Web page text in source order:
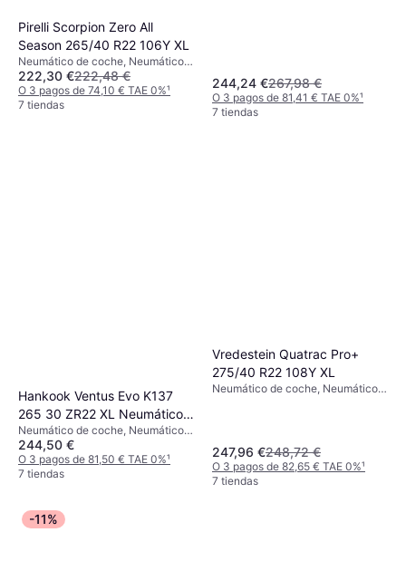
Pirelli Scorpion Zero All
Season 265/40 R22 106Y XL
Neumático de coche, Neumáticos
para todas las estaciones, No,
Perfil 40 %, Índice de Velocidad Y
(300 km/h)
222,30 €222,48 €
O 3 pagos de 74,10 € TAE 0%¹
7 tiendas
244,24 €267,98 €
O 3 pagos de 81,41 € TAE 0%¹
7 tiendas
Hankook Ventus Evo K137
265 30 ZR22 XL Neumático
Turismo
Neumático de coche, Neumáticos
de verano, Neumáticos para todas
las estaciones, No, Vehículo
Utilitario Deportivo, Coche de
(300 km/h), ZR (>240)
244,50 €
O 3 pagos de 81,50 € TAE 0%¹
7 tiendas
Vredestein Quatrac Pro+
275/40 R22 108Y XL
Neumático de coche, Neumáticos
247,96 €248,72 €
O 3 pagos de 82,65 € TAE 0%¹
7 tiendas
-11%